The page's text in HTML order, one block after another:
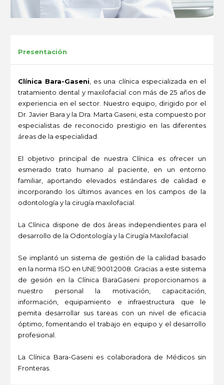
Presentación
Clínica Bara-Gaseni , es una clínica especializada en el
tratamiento dental y maxilofacial con más de 25 años de
experiencia en el sector. Nuestro equipo, dirigido por el
Dr. Javier Bara y la Dra. Marta Gaseni, esta compuesto por
especialistas de reconocido prestigio en las diferentes
áreas de la especialidad.
El objetivo principal de nuestra Clínica es ofrecer un
esmerado trato humano al paciente, en un entorno
familiar, aportando elevados estándares de calidad e
incorporando los últimos avances en los campos de la
odontología y la cirugía maxilofacial.
La Clínica dispone de dos áreas independientes para el
desarrollo de la Odontología y la Cirugía Maxilofacial.
Se implantó un sistema de gestión de la calidad basado
en la norma ISO en UNE 9001:2008. Gracias a este sistema
de gesión en la Clínica BaraGaseni proporcionamos a
nuestro personal la motivación, capacitación,
información, equipamiento e infraestructura que le
pemita desarrollar sus tareas con un nivel de eficacia
óptimo, fomentando el trabajo en equipo y el desarrollo
profesional.
La Clínica Bara-Gaseni es colaboradora de Médicos sin
Fronteras.